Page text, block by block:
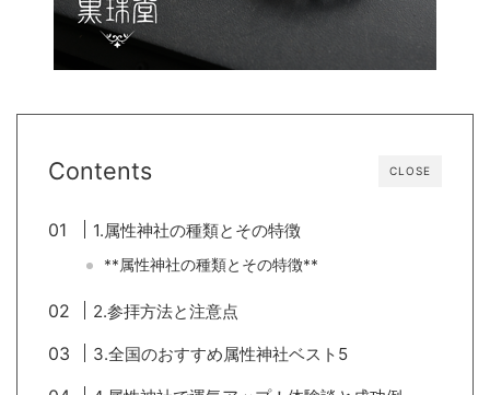
CLOSE
Contents
1.属性神社の種類とその特徴
**属性神社の種類とその特徴**
2.参拝方法と注意点
3.全国のおすすめ属性神社ベスト5